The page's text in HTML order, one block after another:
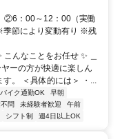
②6：00～12：00（実働
節により変動有り ※残
んなことをお任せ ✨ ＿
ーの方が快適に楽しん
。 ＜具体的には＞ ・...
バイク通勤OK
早朝
問 未経験者歓迎
午前
シフト制 週4日以上OK